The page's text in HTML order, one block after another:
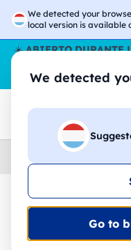
We detected your
local version is available
We detected
Go to
☀️ABIERTO DURANTE
pedidos durante todo el
Home
🔥 -30% de